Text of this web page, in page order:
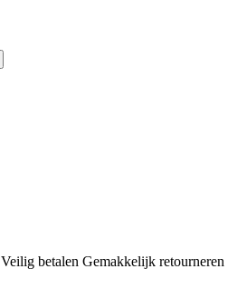
Veilig betalen Gemakkelijk retourneren